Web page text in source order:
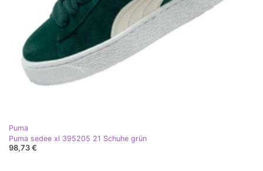
Puma
Puma sedee xl 395205 21 Schuhe grün
98,73 €